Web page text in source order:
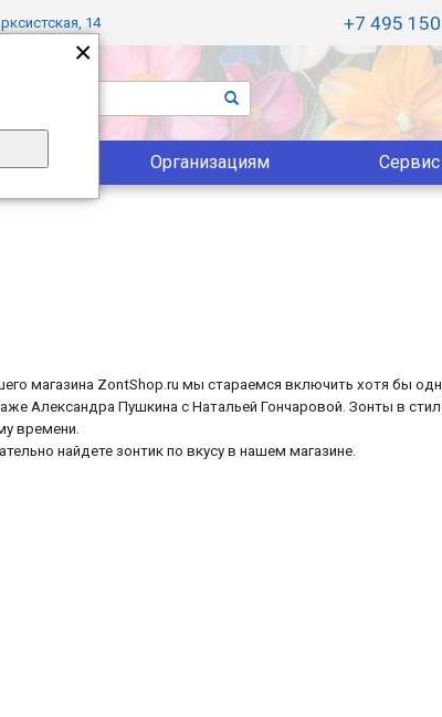
14 +7 495
Организациям Сервис
магазина ZontShop.ru мы стараемся включить хотя бы
Александра Пушкина с Натальей Гончаровой. Зонты в
времени.
найдете зонтик по вкусу в нашем магазине.
×